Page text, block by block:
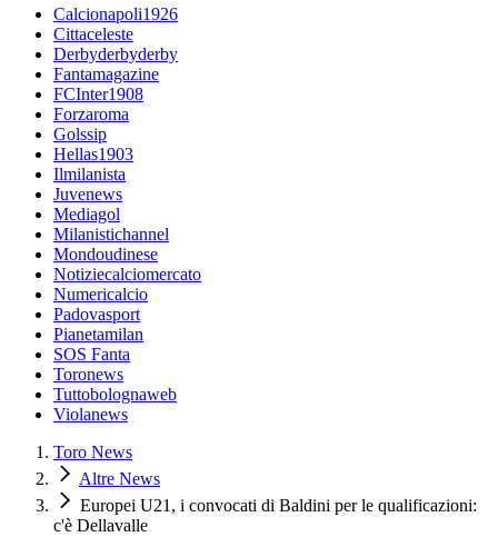
Calcionapoli1926
Cittaceleste
Derbyderbyderby
Fantamagazine
FCInter1908
Forzaroma
Golssip
Hellas1903
Ilmilanista
Juvenews
Mediagol
Milanistichannel
Mondoudinese
Notiziecalciomercato
Numericalcio
Padovasport
Pianetamilan
SOS Fanta
Toronews
Tuttobolognaweb
Violanews
Toro News
Altre News
Europei U21, i convocati di Baldini per le qualificazioni:
c'è Dellavalle